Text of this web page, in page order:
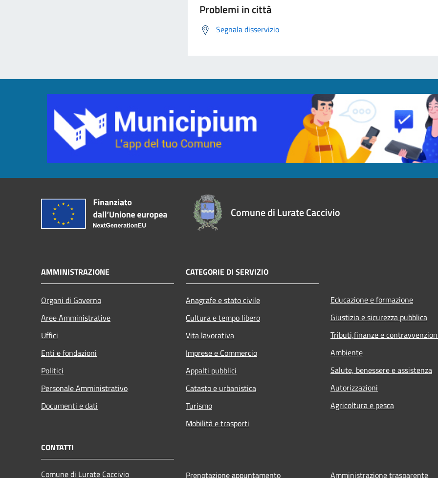
Problemi in città
Segnala disservizio
Comune di Lurate Caccivio
AMMINISTRAZIONE
Organi di Governo
Aree Amministrative
Uffici
Enti e fondazioni
Politici
Personale Amministrativo
Documenti e dati
CATEGORIE DI SERVIZIO
Anagrafe e stato civile
Cultura e tempo libero
Vita lavorativa
Imprese e Commercio
Appalti pubblici
Catasto e urbanistica
Turismo
Mobilità e trasporti
Educazione e formazione
Giustizia e sicurezza pubblica
Tributi,finanze e
Ambiente
Salute, benessere e assistenza
Autorizzazioni
Agricoltura e pesca
CONTATTI
Comune di Lurate Caccivio Prenotazione appuntamento Amministrazione trasparente